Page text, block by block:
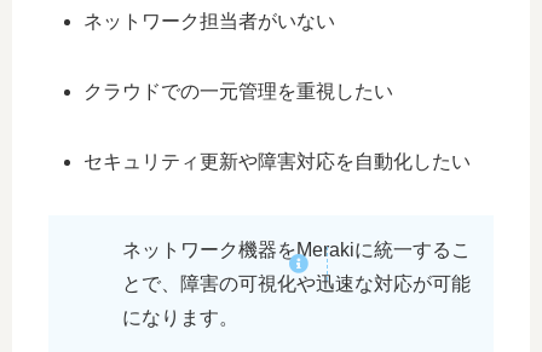
ネットワーク担当者がいない
クラウドでの一元管理を重視したい
セキュリティ更新や障害対応を自動化したい
ネットワーク機器をMerakiに統一するこ
とで、障害の可視化や迅速な対応が可能
になります。